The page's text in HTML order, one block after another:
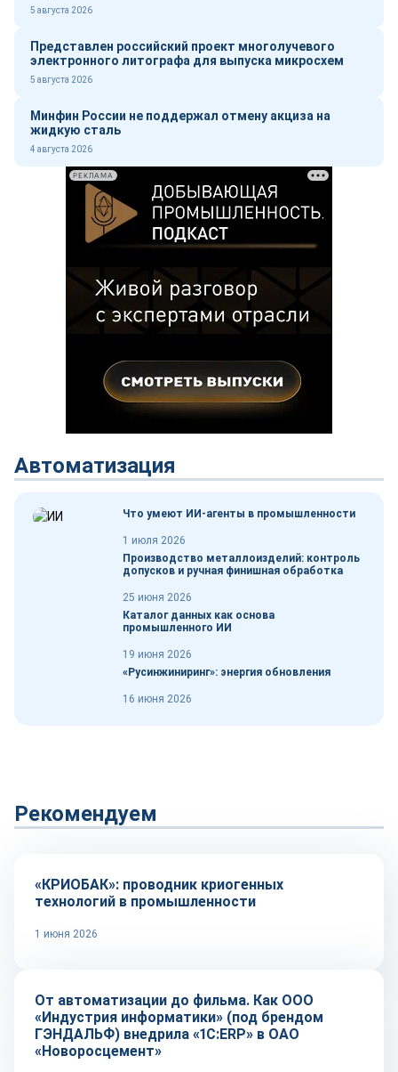
5 августа 2026
Представлен российский проект многолучевого
электронного литографа для выпуска микросхем
5 августа 2026
Минфин России не поддержал отмену акциза на
жидкую сталь
4 августа 2026
РЕКЛАМА
Автоматизация
Что умеют ИИ-агенты в промышленности
1 июля 2026
Производство металлоизделий: контроль
допусков и ручная финишная обработка
25 июня 2026
Каталог данных как основа
промышленного ИИ
19 июня 2026
«Русинжиниринг»: энергия обновления
16 июня 2026
Рекомендуем
Оборудование и инструмент
«КРИОБАК»: проводник криогенных
технологий в промышленности
1 июня 2026
Автоматизация
От автоматизации до фильма. Как ООО
«Индустрия информатики» (под брендом
ГЭНДАЛЬФ) внедрила «1С:ERP» в ОАО
«Новоросцемент»